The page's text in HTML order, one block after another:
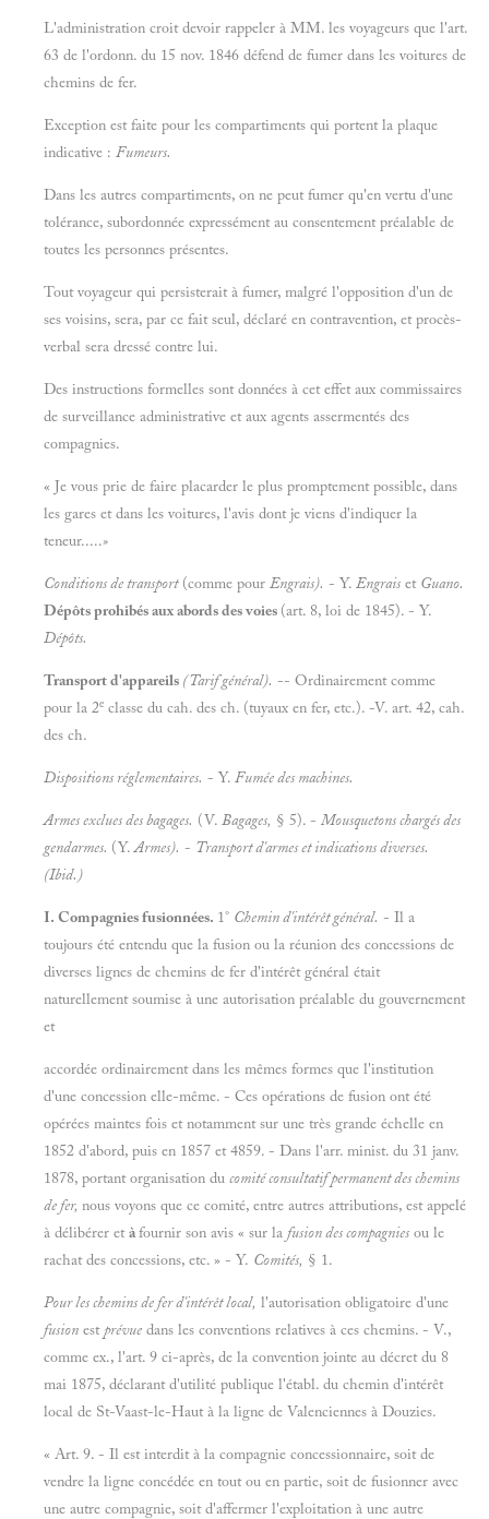
L'administration croit devoir rappeler à MM. les voyageurs que l'art.
63 de l'ordonn. du 15 nov. 1846 défend de fumer dans les voitures de
chemins de fer.
Exception est faite pour les compartiments qui portent la plaque
indicative : Fumeurs.
Dans les autres compartiments, on ne peut fumer qu'en vertu d'une
tolérance, subordonnée expressément au consentement préalable de
toutes les personnes présentes.
Tout voyageur qui persisterait à fumer, malgré l'opposition d'un de
ses voisins, sera, par ce fait seul, déclaré en contravention, et procès-
verbal sera dressé contre lui.
Des instructions formelles sont données à cet effet aux commissaires
de surveillance administrative et aux agents assermentés des
compagnies.
« Je vous prie de faire placarder le plus promptement possible, dans
les gares et dans les voitures, l'avis dont je viens d'indiquer la
teneur.....»
Conditions de transport(comme pour Engrais). - Y. Engrais et Guano.
Dépôts prohibés aux abords des voies (art. 8, loi de 1845). - Y.
Dépôts.
Transport d'appareils (Tarif général). -- Ordinairement comme
pour la 2e classe du cah. des ch. (tuyaux en fer, etc.). -V. art. 42, cah.
des ch.
Dispositions réglementaires. - Y. Fumée des machines.
Armes exclues des bagages. (V. Bagages, § 5). - Mousquetons chargés des
gendarmes. (Y.Armes). - Transport d'armes et indications diverses.
(Ibid.)
I. Compagnies fusionnées. 1° Chemin d'intérêt général. - Il a
toujours été entendu que la fusion ou la réunion des concessions de
diverses lignes de chemins de fer d'intérêt général était
naturellement soumise à une autorisation préalable du gouvernement
et
accordée ordinairement dans les mêmes formes que l'institution
d'une concession elle-même. - Ces opérations de fusion ont été
opérées maintes fois et notamment sur une très grande échelle en
1852 d'abord, puis en 1857 et 4859. - Dans l'arr. minist. du 31 janv.
1878, portant organisation du comité consultatif permanent des chemins
de fer, nous voyons que ce comité, entre autres attributions, est appelé
à délibérer etàfournir son avis « sur la fusion des compagnies ou le
rachat des concessions, etc. » - Y. Comités, § 1.
Pour les chemins de fer d'intérêt local, l'autorisation obligatoire d'une
fusion est prévue dans les conventions relatives à ces chemins. - V.,
comme ex., l'art. 9 ci-après, de la convention jointe au décret du 8
mai 1875, déclarant d'utilité publique l'établ. du chemin d'intérêt
local de St-Vaast-le-Haut à la ligne de Valenciennes à Douzies.
« Art. 9. - Il est interdit à la compagnie concessionnaire, soit de
vendre la ligne concédée en tout ou en partie, soit de fusionner avec
une autre compagnie, soit d'affermer l'exploitation à une autre